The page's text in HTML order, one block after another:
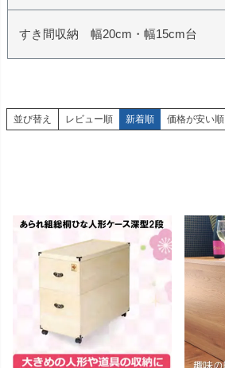
すき間収納 幅20cm・幅15cm台
並び替え レビュー順 新着順 価格が安い順